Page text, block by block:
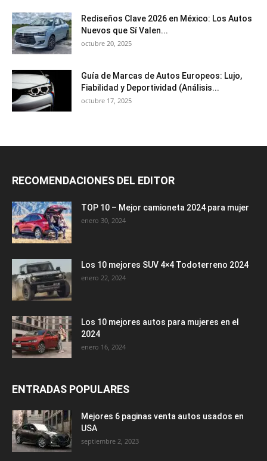
Rediseños Clave 2026 en México: Los Autos
Nuevos que Sí Valen...
octubre 20, 2025
Guía de Marcas de Autos Europeos: Lujo,
Fiabilidad y Deportividad (Análisis...
octubre 17, 2025
RECOMENDACIONES DEL EDITOR
TOP 10 – Mejor camioneta 2024 para mujer
enero 30, 2024
Los 10 mejores SUV 4×4 Todoterreno 2024
enero 22, 2024
Los 10 mejores autos para mujeres en el
2024
enero 16, 2024
ENTRADAS POPULARES
Mejores 6 paginas venta autos usados en
USA
septiembre 2, 2023